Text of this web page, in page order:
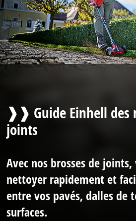
❱❱ Guide Einhell des
joints
Avec nos brosses de
nettoyer rapidement et
entre vos pavés, dalles de
surfaces.